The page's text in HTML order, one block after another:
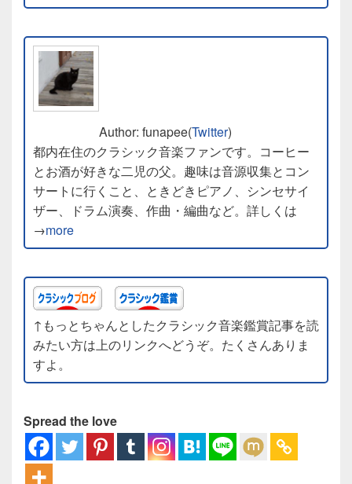
Author: funapee(Twitter)
都内在住のクラシック音楽ファンです。コーヒー
とお酒が好きな二児の父。趣味は音源収集とコン
サートに行くこと、ときどきピアノ、シンセサイ
ザー、ドラム演奏、作曲・編曲など。詳しくは
→more
↑もっとちゃんとしたクラシック音楽鑑賞記事を読
みたい方は上のリンクへどうぞ。たくさんありま
すよ。
Spread the love